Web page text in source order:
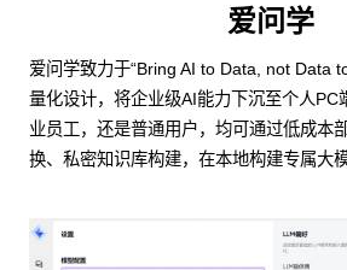
爱问学
爱问学致力于“Bring AI to Data, not Data
量化设计，将企业级AI能力下沉至个人PC
业员工，还是普通用户，均可通过低成本
换、私密知识库构建，在本地构建专属大模